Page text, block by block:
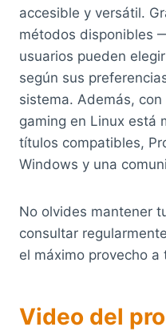
accesible y versátil.
métodos disponibles
usuarios pueden
según sus
sistema. Además,
gaming en Linux está
títulos compatibles,
Windows y una
No olvides mantener
consultar
el máximo provecho a
Video del